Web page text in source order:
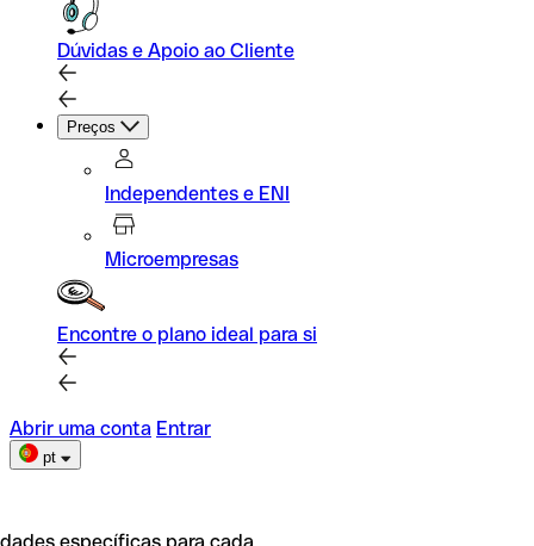
Dúvidas e Apoio ao Cliente
Preços
Independentes e ENI
Microempresas
Encontre o plano ideal para si
Abrir uma conta Entrar
pt